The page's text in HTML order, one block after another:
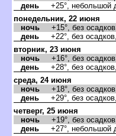
день +25°, небольшой
понедельник, 22 июня
ночь +15°, без
день +22°, без
торник, 23 июня
ночь +16°, без
день +28°, без
среда, 24 июня
ночь +18°, без
день +29°, без
четверг, 25 июня
ночь +19°, без
день +27°, небольшой